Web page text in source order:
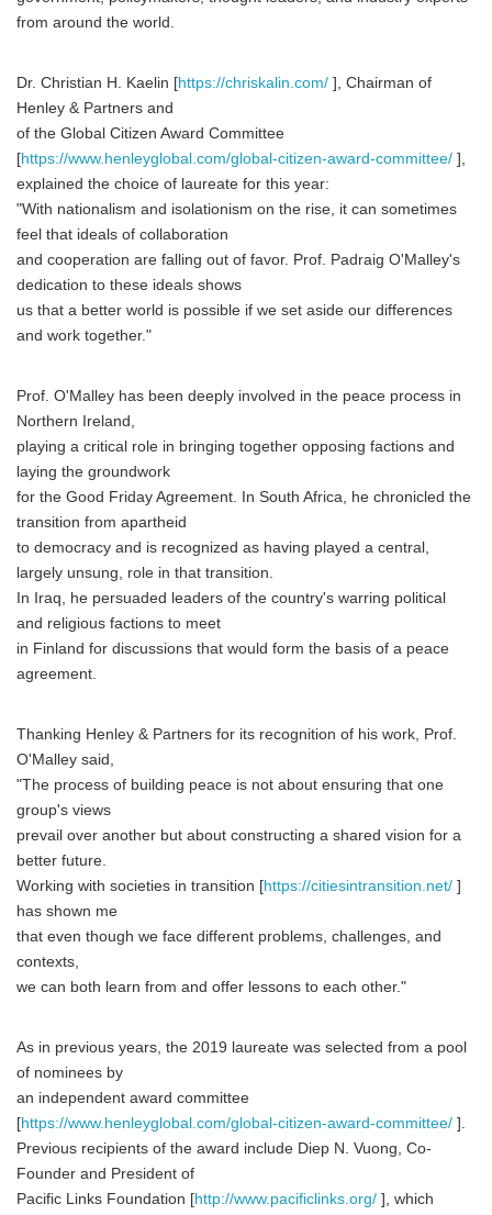
from around the world.
Dr. Christian H. Kaelin [https://chriskalin.com/ ], Chairman of
Henley & Partners and
of the Global Citizen Award Committee
[https://www.henleyglobal.com/global-citizen-award-committee/ ],
explained the choice of laureate for this year:
"With nationalism and isolationism on the rise, it can sometimes
feel that ideals of collaboration
and cooperation are falling out of favor. Prof. Padraig O'Malley's
dedication to these ideals shows
us that a better world is possible if we set aside our differences
and work together."
Prof. O'Malley has been deeply involved in the peace process in
Northern Ireland,
playing a critical role in bringing together opposing factions and
laying the groundwork
for the Good Friday Agreement. In South Africa, he chronicled the
transition from apartheid
to democracy and is recognized as having played a central,
largely unsung, role in that transition.
In Iraq, he persuaded leaders of the country's warring political
and religious factions to meet
in Finland for discussions that would form the basis of a peace
agreement.
Thanking Henley & Partners for its recognition of his work, Prof.
O'Malley said,
"The process of building peace is not about ensuring that one
group's views
prevail over another but about constructing a shared vision for a
better future.
Working with societies in transition [https://citiesintransition.net/ ]
has shown me
that even though we face different problems, challenges, and
contexts,
we can both learn from and offer lessons to each other."
As in previous years, the 2019 laureate was selected from a pool
of nominees by
an independent award committee
[https://www.henleyglobal.com/global-citizen-award-committee/ ].
Previous recipients of the award include Diep N. Vuong, Co-
Founder and President of
Pacific Links Foundation [http://www.pacificlinks.org/ ], which